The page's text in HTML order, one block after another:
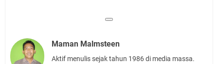
Maman Malmsteen
Aktif menulis sejak tahun 1986 di media massa.